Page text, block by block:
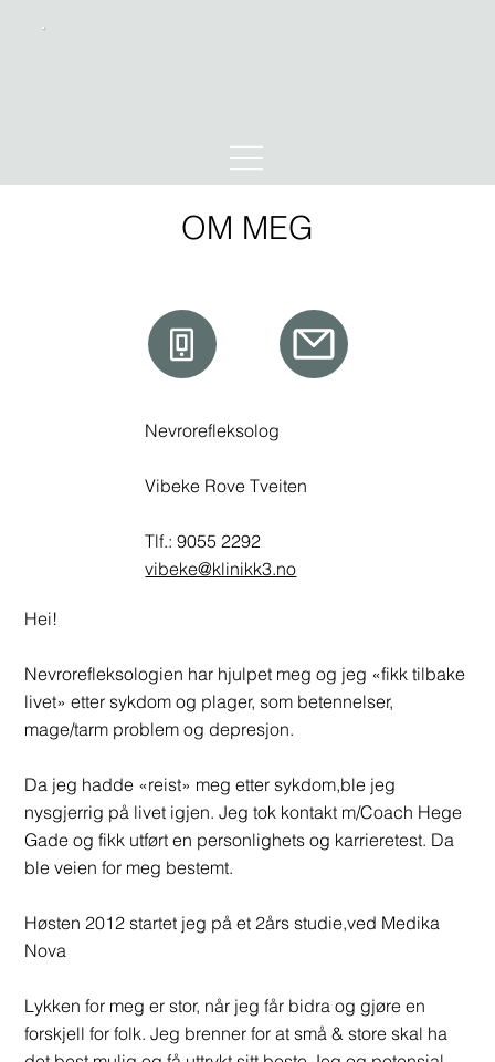
OM MEG
Nevrorefleksolog
Vibeke Rove Tveiten
Tlf.: 9055 2292
vibeke@klinikk3.no
Hei!
Nevrorefleksologien har hjulpet meg og jeg «fikk tilbake
livet» etter sykdom og plager, som betennelser,
mage/tarm problem og depresjon.
Da jeg hadde «reist» meg etter sykdom,ble jeg
nysgjerrig på livet igjen. Jeg tok kontakt m/Coach Hege
Gade og fikk utført en personlighets og karrieretest. Da
ble veien for meg bestemt.
Høsten 2012 startet jeg på et 2års studie,ved Medika
Nova
Lykken for meg er stor, når jeg får bidra og gjøre en
forskjell for folk. Jeg brenner for at små & store skal ha